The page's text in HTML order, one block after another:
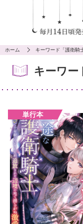
ホーム キーワード「護衛騎
キーワー